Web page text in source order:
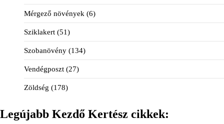
Mérgező növények (6)
Sziklakert (51)
Szobanövény (134)
Vendégposzt (27)
Zöldség (178)
Legújabb Kezdő Kertész cikkek: